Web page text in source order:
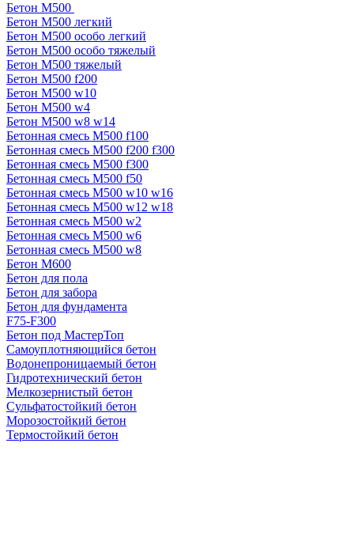
Бетон М500
Бетон М500 легкий
Бетон М500 особо легкий
Бетон М500 особо тяжелый
Бетон М500 тяжелый
Бетон М500 f200
Бетон М500 w10
Бетон М500 w4
Бетон М500 w8 w14
Бетонная смесь М500 f100
Бетонная смесь М500 f200 f300
Бетонная смесь М500 f300
Бетонная смесь М500 f50
Бетонная смесь М500 w10 w16
Бетонная смесь М500 w12 w18
Бетонная смесь М500 w2
Бетонная смесь М500 w6
Бетонная смесь М500 w8
Бетон М600
Бетон для пола
Бетон для забора
Бетон для фундамента
F75-F300
Бетон под МастерТоп
Самоуплотняющийся бетон
Водонепроницаемый бетон
Гидротехнический бетон
Мелкозернистый бетон
Сульфатостойкий бетон
Морозостойкий бетон
Термостойкий бетон